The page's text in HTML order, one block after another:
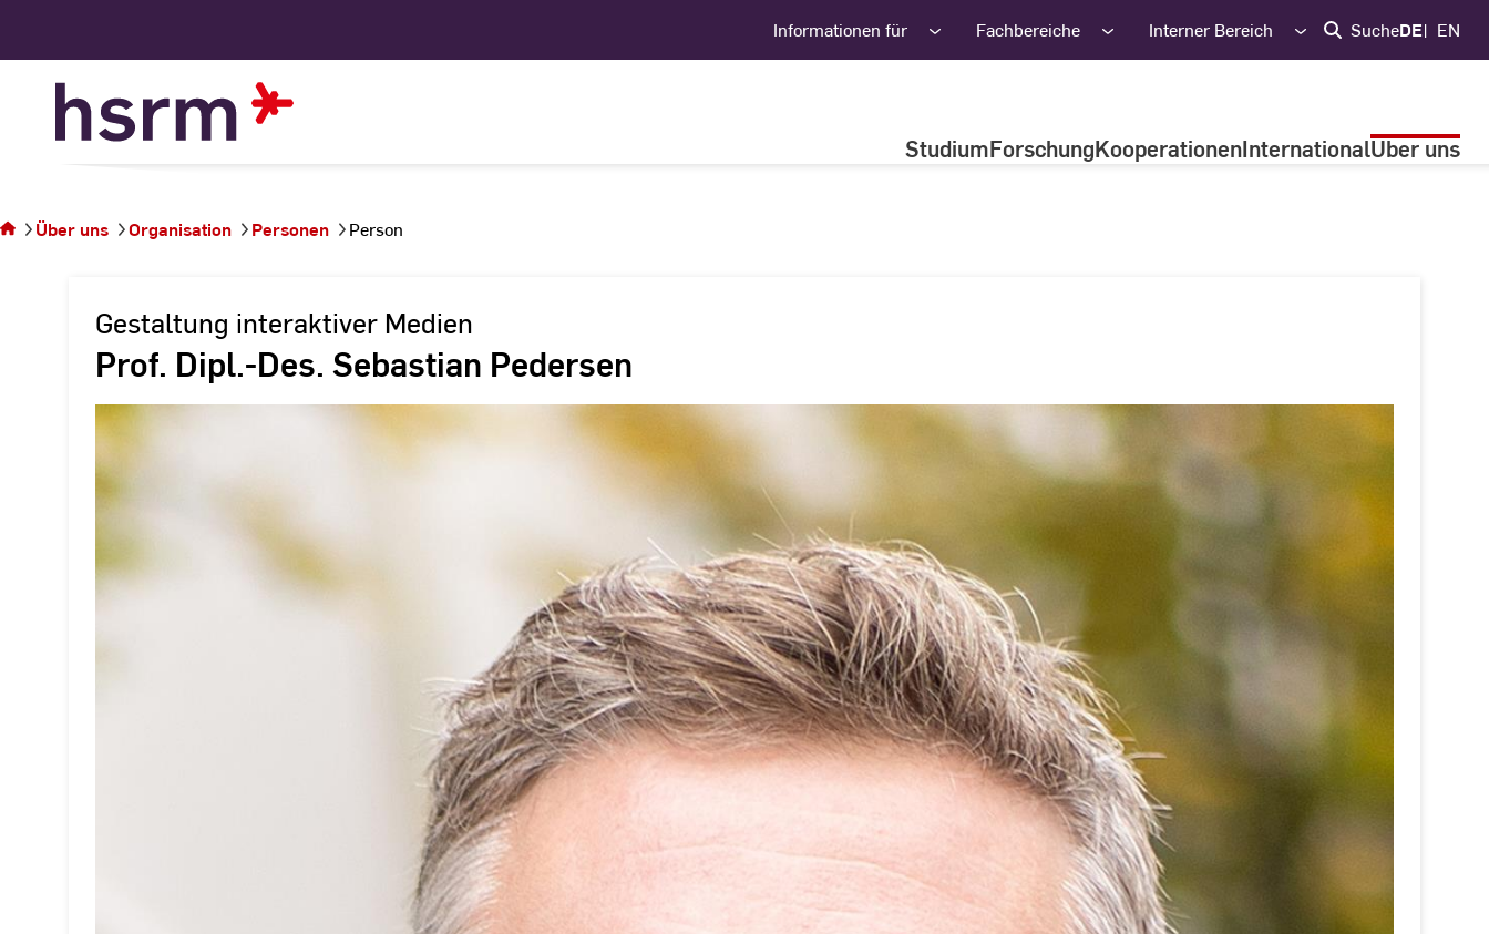
Informationen für Fachbereiche Interner Bereich SucheDE EN
StudiumForschungKooperationenInternationalÜber uns
sich auf
der
Über uns Organisation Personen Person
Gestaltung interaktiver Medien
Prof. Dipl.-Des. Sebastian Pedersen